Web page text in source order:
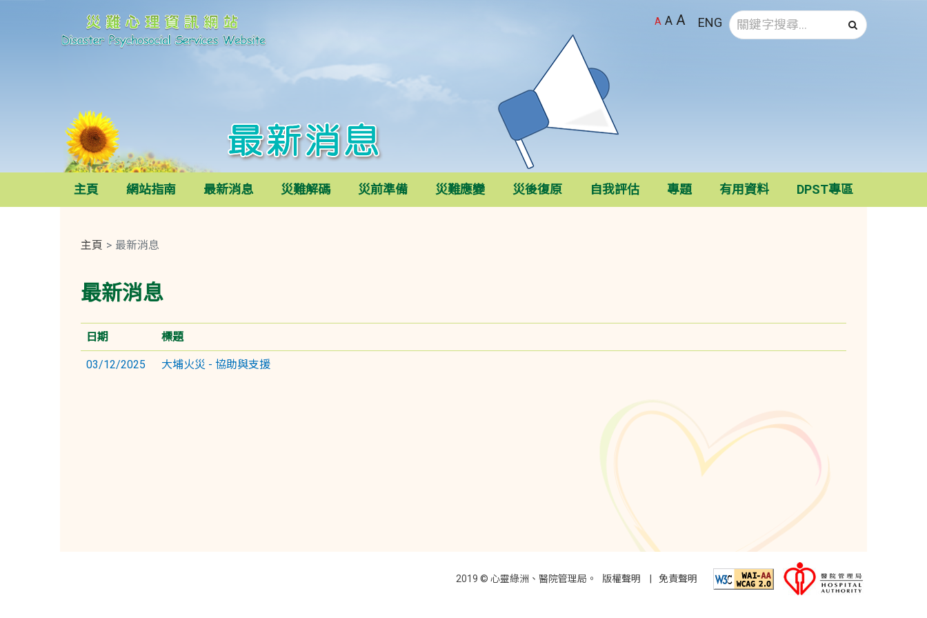
災難心理資訊網站
A A A ENG 確認搜尋
最新消息
主頁 網站指南 最新消息 災難解碼 災前準備 災難應變 災後復原 自我評估 專題 有用資料 DPST專區
主頁 最新消息
最新消息
日期 標題
03/12/2025 大埔火災 - 協助與支援
2019 © 心靈綠洲、醫院管理局。 版權聲明 免責聲明